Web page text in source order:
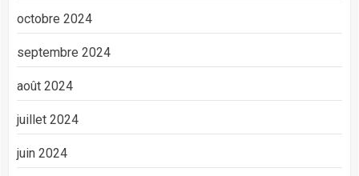
octobre 2024
septembre 2024
août 2024
juillet 2024
juin 2024